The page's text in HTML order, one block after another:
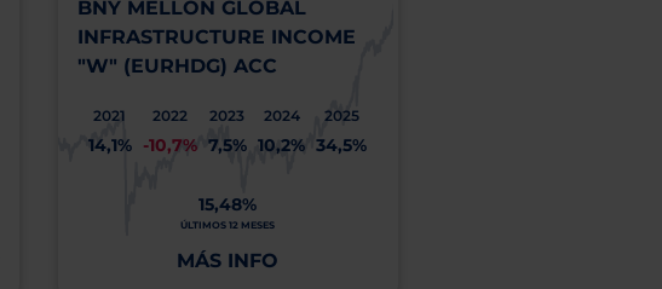
BNY MELLON GLOBAL
INFRASTRUCTURE INCOME
"W" (EURHDG) ACC
2021
14,1%
2022
-10,7%
2023
7,5%
2024
10,2%
2025
34,5%
15,48%
ÚLTIMOS 12 MESES
MÁS INFO